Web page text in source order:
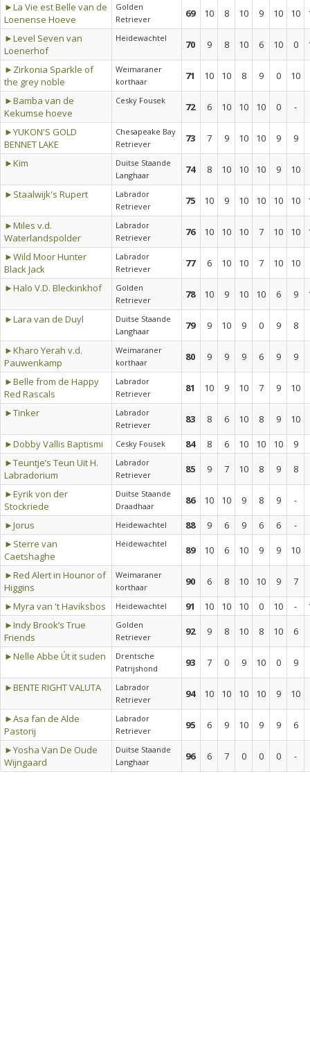
►La Vie est Belle van de
Loenense Hoeve
Golden
Retriever
69 10 8 10 9 10 10
►Level Seven van
Loenerhof
Heidewachtel
70 9 8 10 6 10 0
►Zirkonia Sparkle of
the grey noble
Weimaraner
korthaar
71 10 10 8 9 0
10
►Bamba van de
Kekumse hoeve
Cesky Fousek
72 6 10 10 10 0
-
►YUKON'S GOLD
BENNET LAKE
Chesapeake Bay
Retriever
73 7 9 10 10 9
9
►Kim
Duitse Staande
Langhaar
74 8 10 10 10 9
10
►Staalwijk's Rupert
Labrador
Retriever
75 10 9 10 10 10 10
►Miles v.d.
Waterlandspolder
Labrador
Retriever
76 10 10 10 7 10 10
►Wild Moor Hunter
Black Jack
Labrador
Retriever
77 6 10 10 7 10
10
►Halo V.D. Bleckinkhof
Golden
Retriever
78 10 9 10 10 6 9
►Lara van de Duyl
Duitse Staande
Langhaar
79 9 10 9 0 9
8
►Kharo Yerah v.d.
Pauwenkamp
Weimaraner
korthaar
80 9 9 9 6 9
9
►Belle from de Happy
Red Rascals
Labrador
Retriever
81 10 9 10 7 9
10
►Tinker
Labrador
Retriever
83 8 6 10 8 9
10
►Dobby Vallis Baptismi
Cesky Fousek 84 8 6 10 10 10
9
►Teuntje’s Teun Uit H.
Labradorium
Labrador
Retriever
85 9 7 10 8 9
8
►Eyrik von der
Stockriede
Duitse Staande
Draadhaar
86 10 10 9 8 9
-
►Jorus
Heidewachtel 88 9 6 9 6 6
-
►Sterre van
Caetshaghe
Heidewachtel
89 10 6 10 9 9
10
►Red Alert in Hounor of
Higgins
Weimaraner
korthaar
90 6 8 10 10 9
7
►Myra van 't Haviksbos
Heidewachtel 91 10 10 10 0 10 -
►Indy Brook’s True
Friends
Golden
Retriever
92 9 8 10 8 10
6
►Nelle Abbe Út it suden
Drentsche
Patrijshond
93 7 0 9 10 0
9
►BENTE RIGHT VALUTA
Labrador
Retriever
94 10 10 10 10 9
10
►Asa fan de Alde
Pastorij
Labrador
Retriever
95 6 9 10 9 9
6
►Yosha Van De Oude
Wijngaard
Duitse Staande
Langhaar
96 6 7 0 0 0 -